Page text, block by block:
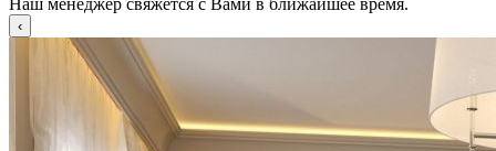
Наш менеджер свяжется с Вами в ближайшее время.